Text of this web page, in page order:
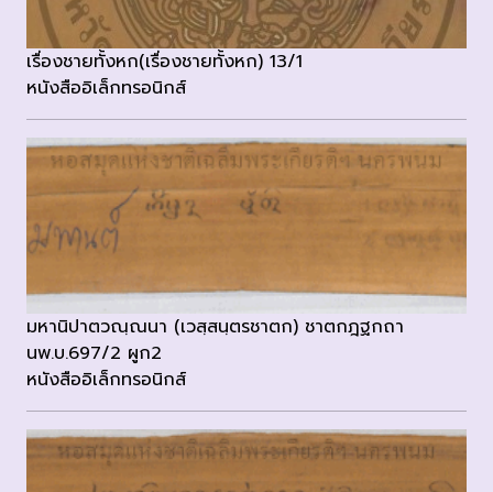
เรื่องชายทั้งหก(เรื่องชายทั้งหก) 13/1
หนังสืออิเล็กทรอนิกส์
มหานิปาตวณฺณนา (เวสฺสนฺตรชาตก) ชาตกฎฐกถา
นพ.บ.697/2 ผูก2
หนังสืออิเล็กทรอนิกส์